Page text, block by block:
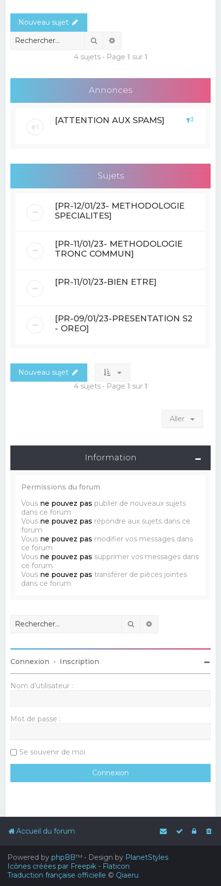
r
Nouveau sujet
Rechercher
4 sujets • Page 1 sur 1
Annonces
[ATTENTION AUX SPAMS]
Sujets
[PR-12/01/23- METHODOLOGIE
SPECIALITES]
[PR-11/01/23- METHODOLOGIE
TRONC COMMUN]
[PR-11/01/23-BIEN ETRE]
[PR-09/01/23-PRESENTATION S2
- OREO]
Nouveau sujet
4 sujets • Page 1 sur 1
Aller
Information
Permissions du forum
Vous ne pouvez pas publier de nouveaux sujets
dans ce forum
Vous ne pouvez pas répondre aux sujets dans ce
forum
Vous ne pouvez pas modifier vos messages dans
ce forum
Vous ne pouvez pas supprimer vos messages dans
ce forum
Vous ne pouvez pas transférer de pièces jointes
dans ce forum
Rechercher
Connexion • Inscription
Nom d’utilisateur :
Mot de passe :
Se souvenir de moi
Accueil du forum
Powered by phpBB™ • Design by PlanetStyles
Icônes créées par Freepik - Flaticon
Traduction française officielle © Qiaeru